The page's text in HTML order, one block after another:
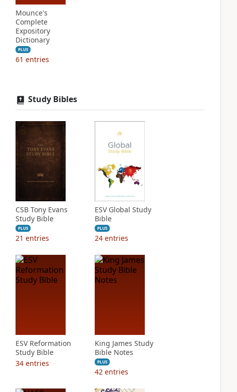
Mounce's
Complete
Expository
Dictionary
PLUS
61 entries
Study Bibles
CSB Tony Evans
Study Bible
PLUS
21 entries
ESV Global Study
Bible
PLUS
24 entries
ESV Reformation
Study Bible
34 entries
King James Study
Bible Notes
PLUS
42 entries